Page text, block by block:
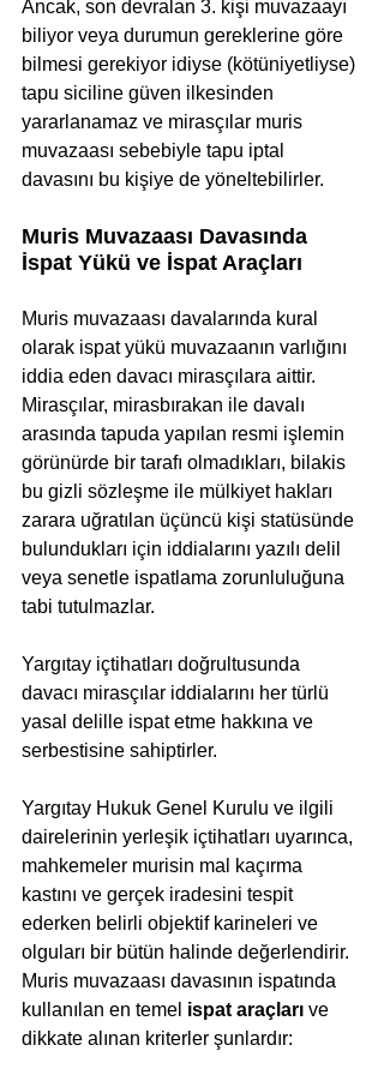
Ancak, son devralan 3. kişi muvazaayı
biliyor veya durumun gereklerine göre
bilmesi gerekiyor idiyse (kötüniyetliyse)
tapu siciline güven ilkesinden
yararlanamaz ve mirasçılar muris
muvazaası sebebiyle tapu iptal
davasını bu kişiye de yöneltebilirler.
Muris Muvazaası Davasında
İspat Yükü ve İspat Araçları
Muris muvazaası davalarında kural
olarak ispat yükü muvazaanın varlığını
iddia eden davacı mirasçılara aittir.
Mirasçılar, mirasbırakan ile davalı
arasında tapuda yapılan resmi işlemin
görünürde bir tarafı olmadıkları, bilakis
bu gizli sözleşme ile mülkiyet hakları
zarara uğratılan üçüncü kişi statüsünde
bulundukları için iddialarını yazılı delil
veya senetle ispatlama zorunluluğuna
tabi tutulmazlar.
Yargıtay içtihatları doğrultusunda
davacı mirasçılar iddialarını her türlü
yasal delille ispat etme hakkına ve
serbestisine sahiptirler.
Yargıtay Hukuk Genel Kurulu ve ilgili
dairelerinin yerleşik içtihatları uyarınca,
mahkemeler murisin mal kaçırma
kastını ve gerçek iradesini tespit
ederken belirli objektif karineleri ve
olguları bir bütün halinde değerlendirir.
Muris muvazaası davasının ispatında
kullanılan en temel ispat araçları ve
dikkate alınan kriterler şunlardır: